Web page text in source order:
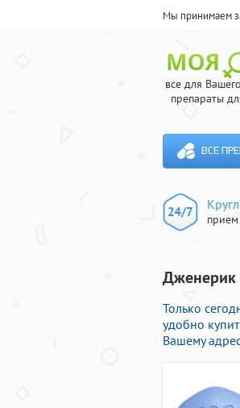
Мы принимаем
все для
препараты
ВСЕ
прием
Дженерик
Только
удобно
Вашему